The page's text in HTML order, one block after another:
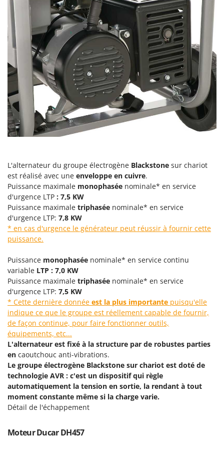
Pulvérisateurs
Pulvérisateurs portés
R
Rafraîchisseurs d'air par évaporation
Rampes de chargement en aluminium
Râpes à fromage électriques
Râteaux pour tracteur
Remplisseuses
Robots nettoyeurs de piscine
Robots Tondeuses
Rouleaux pour tracteur
S
Scies à os
Scies à Ruban
Scies alternatives à batterie
Scies de jardin télescopiques
Sécateurs électriques à batterie
Sécateurs et Échenilloirs manuels
Sécateurs pneumatiques
Semoirs et Épandeurs d'engrais
Socs pour tracteur
Souffleurs aspirateurs pour Feuilles
Soufreuses - Poudreuses à dos
Soufreuses - Poudreuses pour tracteur
T
Taille-haies
Taille-haies à bras pour tracteur
Tondeuses à Gazon
GRIFO
GVS
GYS
H
Hailo
Helvi
Henx
HiKOKI
Honda
Il-Tec
Imperia
Infaco
Intec
Intex
ITM
J JOLLY ITALIA
K
KAAZ
Karcher
Kasco
Kemper
Keter
KitchenAid
Komo
L
L'alternateur du groupe électrogène Blackstone sur chariot
est réalisé avec une enveloppe en cuivre.
Puissance maximale monophasée nominale* en service
d'urgence LTP : 7,5 KW
Puissance maximale triphasée nominale* en service
d'urgence LTP: 7,8 KW
* en cas d'urgence le générateur peut réussir à fournir cette
puissance.
Puissance monophasée nominale* en service continu
variable LTP : 7,0 KW
Puissance maximale triphasée nominale* en service
d'urgence LTP: 7,5 KW
* Cette dernière donnée est la plus importante puisqu'elle
indique ce que le groupe est réellement capable de fournir,
de façon continue, pour faire fonctionner outils,
équipements, etc...
L'alternateur est fixé à la structure par de robustes parties
en caoutchouc anti-vibrations.
Le groupe électrogène Blackstone sur chariot est doté de
technologie AVR : c'est un dispositif qui règle
automatiquement la tension en sortie, la rendant à tout
moment constante même si la charge varie.
Détail de l'échappement
Moteur Ducar DH457